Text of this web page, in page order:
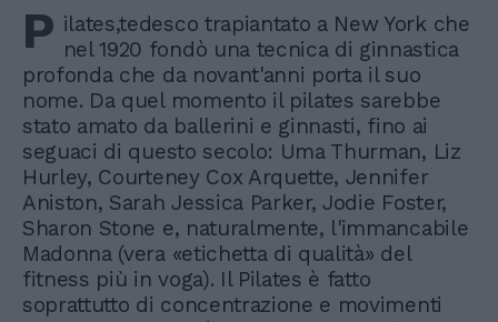
P ilates,tedesco trapiantato a New York che
nel 1920 fondò una tecnica di ginnastica
profonda che da novant'anni porta il suo
nome. Da quel momento il pilates sarebbe
stato amato da ballerini e ginnasti, fino ai
seguaci di questo secolo: Uma Thurman, Liz
Hurley, Courteney Cox Arquette, Jennifer
Aniston, Sarah Jessica Parker, Jodie Foster,
Sharon Stone e, naturalmente, l'immancabile
Madonna (vera «etichetta di qualità» del
fitness più in voga). Il Pilates è fatto
soprattutto di concentrazione e movimenti